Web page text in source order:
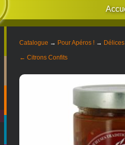
Catalogue → Pour Apéros ! →
← Citrons Confits